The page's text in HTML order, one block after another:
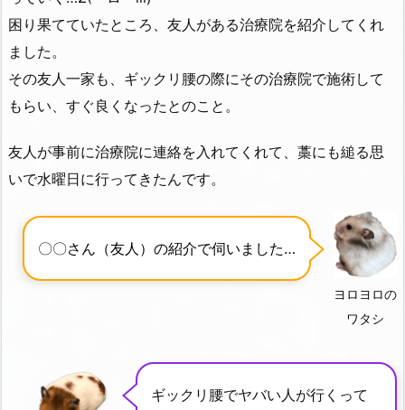
困り果てていたところ、友人がある治療院を紹介してくれ
ました。
その友人一家も、ギックリ腰の際にその治療院で施術して
もらい、すぐ良くなったとのこと。
友人が事前に治療院に連絡を入れてくれて、藁にも縋る思
いで水曜日に行ってきたんです。
ヨロヨロの
ワタシ
〇〇さん（友人）の紹介で伺いました…
ギックリ腰でヤバい人が行くって